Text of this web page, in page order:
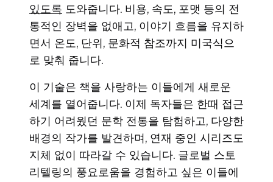
있도록 도와줍니다. 비용, 속도, 포맷 등의 전
통적인 장벽을 없애고, 이야기 흐름을 유지하
면서 온도, 단위, 문화적 참조까지 미국식으
로 맞춰 줍니다.
이 기술은 책을 사랑하는 이들에게 새로운
세계를 열어줍니다. 이제 독자들은 한때 접근
하기 어려웠던 문학 전통을 탐험하고, 다양한
배경의 작가를 발견하며, 연재 중인 시리즈도
지체 없이 따라갈 수 있습니다. 글로벌 스토
리텔링의 풍요로움을 경험하고 싶은 이들에